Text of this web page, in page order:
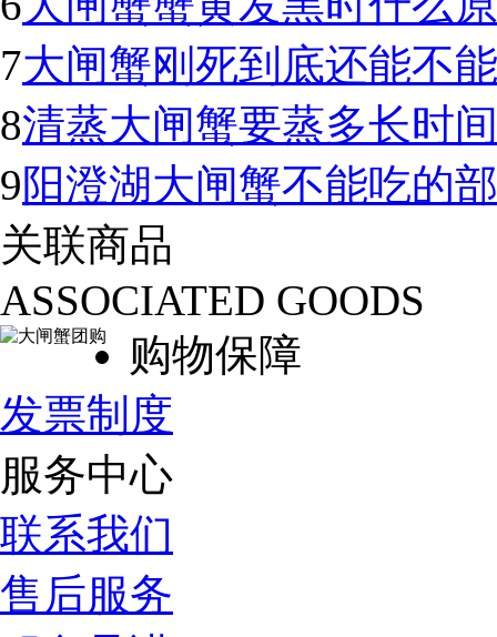
7大闸蟹刚死到底还能不
8清蒸大闸蟹要蒸多长时
9阳澄湖大闸蟹不能吃的
关联商品
ASSOCIATED GOODS
购物保障
发票制度
服务中心
联系我们
售后服务